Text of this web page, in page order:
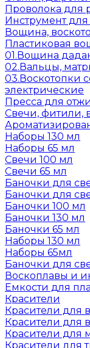
Проволока для
Инструмент
Вощина,
Пластиковая
01.Вощина
02.Вальцы,
03.Воскотопки
электрические
Пресса для
Свечи, фитили,
Наборы 130 мл
Наборы 65 мл
Свечи 100 мл
Свечи 65 мл
Баночки для
Баночки для
Баночки 100 мл
Баночки 130 мл
Баночки 65 мл
Наборы 130 мл
Наборы 65мл
Баночки для
Воскоплавы и
Емкости для
Красители
Красители для
Красители для
Красители для
Красители для